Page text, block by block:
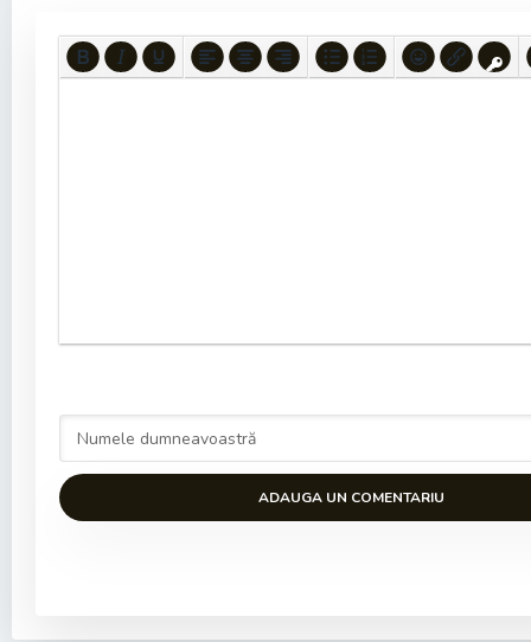
ADAUGA UN COMENTARIU